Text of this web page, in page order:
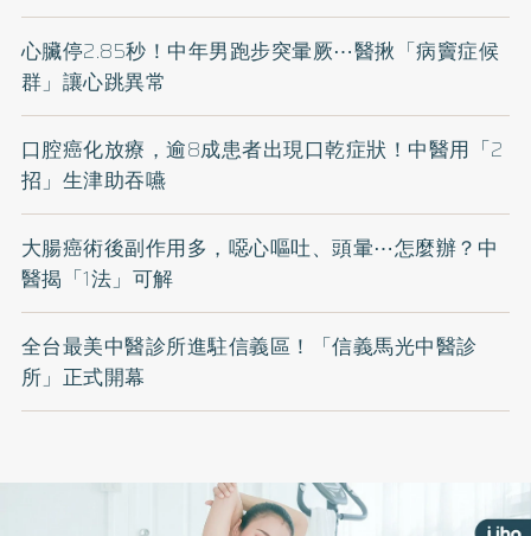
心臟停2.85秒！中年男跑步突暈厥⋯醫揪「病竇症候
群」讓心跳異常
口腔癌化放療，逾8成患者出現口乾症狀！中醫用「2
招」生津助吞嚥
大腸癌術後副作用多，噁心嘔吐、頭暈⋯怎麼辦？中
醫揭「1法」可解
全台最美中醫診所進駐信義區！「信義馬光中醫診
所」正式開幕